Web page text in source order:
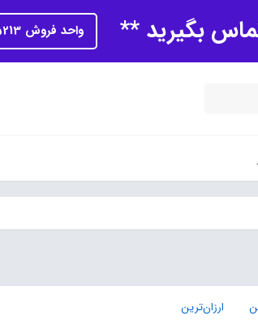
بگیرید ** واحد فروش 55905213-021
ارزان‌ترین